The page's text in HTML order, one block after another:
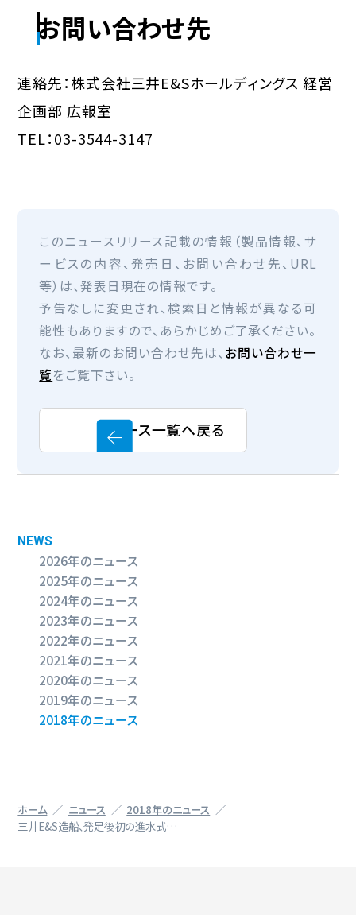
お問い合わせ先
連絡先：株式会社三井E&Sホールディングス 経営
企画部 広報室
TEL：03-3544-3147
このニュースリリース記載の情報（製品情報、サ
ービスの内容、発売日、お問い合わせ先、URL
等）は、発表日現在の情報です。
予告なしに変更され、検索日と情報が異なる可
能性もありますので、あらかじめご了承ください。
なお、最新のお問い合わせ先は、 お問い合わせ一
覧をご覧下さい。
ニュース一覧へ戻る
NEWS
2026年のニュース
2025年のニュース
2024年のニュース
2023年のニュース
2022年のニュース
2021年のニュース
2020年のニュース
2019年のニュース
2018年のニュース
ホーム ニュース
2018年のニュース
三井E&S造船、発足後初の進水式…